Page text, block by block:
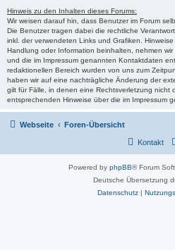
Hinweis zu den Inhalten dieses Forums:
Wir weisen darauf hin, dass Benutzer im Forum
Die Benutzer tragen dabei die rechtliche
inkl. der verwendeten Links und Grafiken.
Handlung oder Information beinhalten, nehmen
und die im Impressum genannten Kontaktdaten
redaktionellen Bereich wurden von uns zum
haben wir auf eine nachträgliche Änderung der
gilt für Fälle, in denen eine Rechtsverletzung nicht
entsprechenden Hinweise über die im Impressum
Webseite Foren-Übersicht
Kontakt
Powered by phpBB® Forum
Deutsche Übersetzung
Datenschutz|